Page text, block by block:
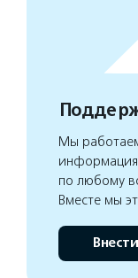
Мы
по любому
Вместе мы